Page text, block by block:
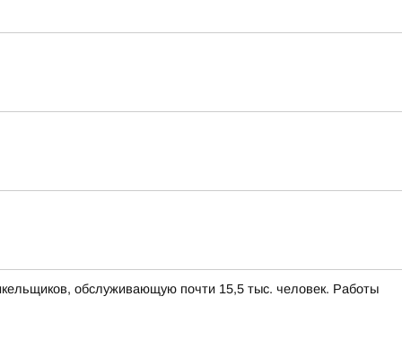
обслуживающую почти 15,5 тыс. человек. Работы